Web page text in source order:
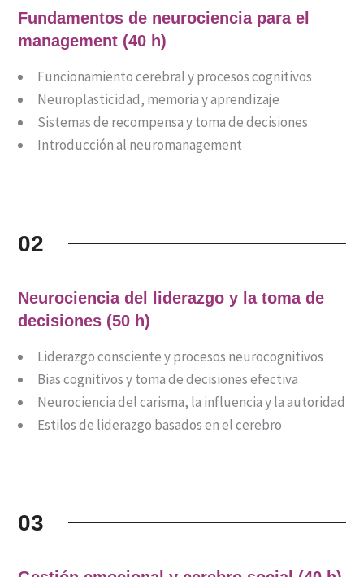
Fundamentos de neurociencia para el
management (40 h)
Funcionamiento cerebral y procesos cognitivos
Neuroplasticidad, memoria y aprendizaje
Sistemas de recompensa y toma de decisiones
Introducción al neuromanagement
02
Neurociencia del liderazgo y la toma de
decisiones (50 h)
Liderazgo consciente y procesos neurocognitivos
Bias cognitivos y toma de decisiones efectiva
Neurociencia del carisma, la influencia y la autoridad
Estilos de liderazgo basados en el cerebro
03